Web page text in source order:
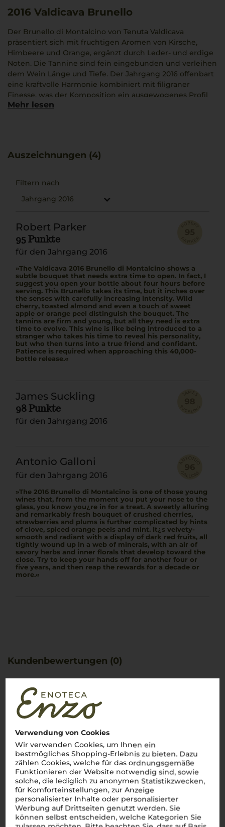
Verwendung von Cookies
Wir verwenden Cookies, um Ihnen ein
bestmögliches Shopping-Erlebnis zu bieten. Dazu
zählen Cookies, welche für das ordnungsgemäße
Funktionieren der Website notwendig sind, sowie
solche, die lediglich zu anonymen Statistikzwecken,
für Komforteinstellungen, zur Anzeige
personalisierter Inhalte oder personalisierter
Werbung auf Drittseiten genutzt werden. Sie
können selbst entscheiden, welche Kategorien Sie
2016 Valdicava Brunello
Der Brunello di Montalcino von Tenuta Valdicava
präsentiert sich mit fruchtigen Aromen von Kirsche,
Himbeere und Orange, ergänzt durch Leder- und erdige
Noten. Die Tannine sind fein eingebunden und verleihen
dem Wein Länge und Tiefe. Der Jahrgang 2016 offenbart
eine kraftvolle Harmonie kombiniert mit filigraner
Finesse, was der Komposition ein ausgewogenes Profil
verleiht. Der Sangiovese zeigt sorgfältig gepflegte
Wildschweinnote das erdige Finale des Weins
zum Ausbau spiegelt sich in der Qualität dieses Brunello
Mehr lesen
Auszeichnungen (4)
Filtern nach
Jahrgang 2016
Robert Parker
95 Punkte
für den Jahrgang 2016
The Valdicava 2016 Brunello di Montalcino shows a
subtle bouquet that needs extra time to open. In fact, I
suggest you open your bottle about four hours before
serving. This Brunello takes its time, but it inches over
the senses with carefully increasing intensity. Wild
cherry, toasted almond and even a touch of sweet
apple or orange peel distinguish the bouquet. The
tannins are firm and young, but all they need is extra
time to evolve. This wine is like being introduced to a
stranger who takes his time to reveal his personality,
but who then turns into a true friend and confidant.
Patience is required when approaching this 40,000-
bottle release.
James Suckling
98 Punkte
für den Jahrgang 2016
Antonio Galloni
für den Jahrgang 2016
The 2016 Brunello di Montalcino is one of those young
wines that, from the moment you put your nose to the
glass, you know you¿re in for a treat. A sweetly alluring
and remarkably fresh bouquet of crushed cherries,
strawberries and plums is further complicated by hints
of clove, spiced orange peels and mint. It¿s velvety-
smooth and radiant with a display of dark red fruits, all
tightly wound up in a web of minerals, with an air of
savory herbs and inner florals that develop toward the
close. Try to keep your hands off for another four or
five years, and then reap the rewards for a decade or
more.
Kundenbewertungen (0)
Es ist noch keine
Kundenbewertung vorhanden.
Schreiben Sie jetzt die erste Bewertung!
JETZT BEWERTEN